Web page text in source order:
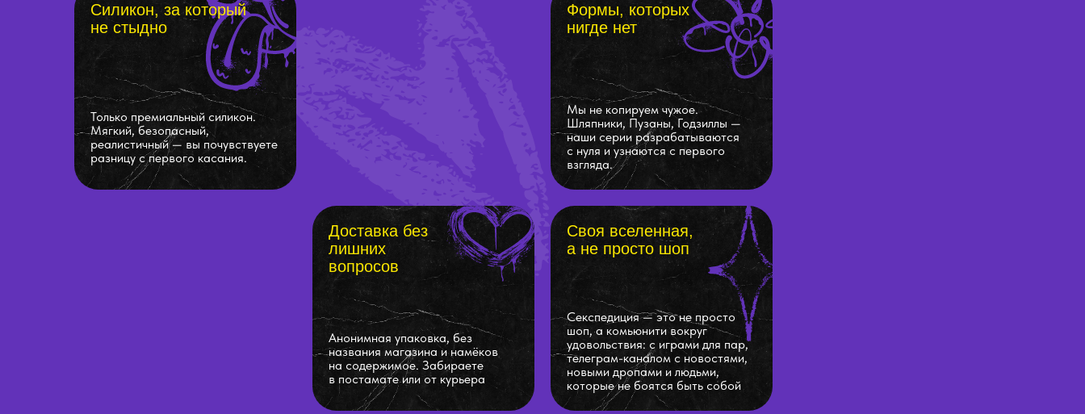
Силикон, за который
не стыдно
Только премиальный силикон.
Мягкий, безопасный,
реалистичный — вы почувствуете
разницу с первого касания.
Формы, которых
нигде нет
Мы не копируем чужое.
Шляпники, Пузаны, Годзиллы —
наши серии разрабатываются
с нуля и узнаются с первого
взгляда.
Доставка без
лишних
вопросов
Анонимная упаковка, без
названия магазина и намёков
на содержимое. Забираете
в постамате или от курьера
Своя вселенная,
а не просто шоп
Секспедиция — это не просто
шоп, а комьюнити вокруг
удовольствия: с играми для пар,
телеграм-каналом с новостями,
новыми дропами и людьми,
которые не боятся быть собой